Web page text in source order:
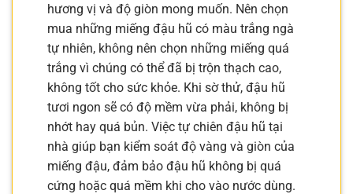
hương vị và độ giòn mong muốn. Nên chọn
mua những miếng đậu hũ có màu trắng ngà
tự nhiên, không nên chọn những miếng quá
trắng vì chúng có thể đã bị trộn thạch cao,
không tốt cho sức khỏe. Khi sờ thử, đậu hũ
tươi ngon sẽ có độ mềm vừa phải, không bị
nhớt hay quá bủn. Việc tự chiên đậu hũ tại
nhà giúp bạn kiểm soát độ vàng và giòn của
miếng đậu, đảm bảo đậu hũ không bị quá
cứng hoặc quá mềm khi cho vào nước dùng.